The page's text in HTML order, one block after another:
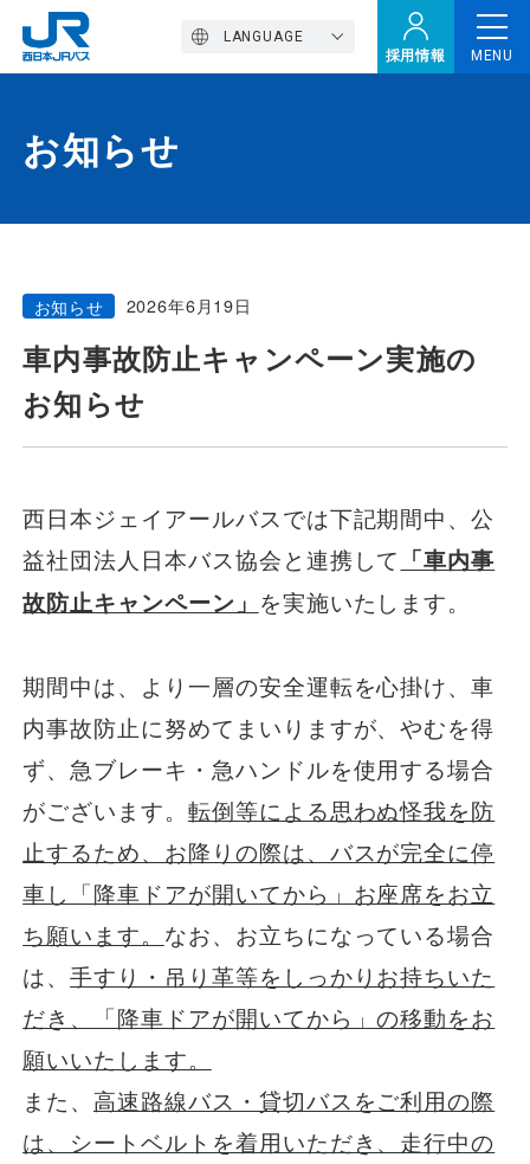
採用情報
LANGUAGE
MENU
トップページ
西バスの魅力
高速バス
定期観光バス
一般路線バス
関連事業
お知らせ
運行情報
お問い合わせ・Q&A
安全安心への
取組み
お知らせ
お知らせ 2026年6月19日
車内事故防止キャンペーン実施の
お知らせ
西日本ジェイアールバスでは下記期間中、公
益社団法人日本バス協会と連携して 「車内事
故防止キャンペーン」 を実施いたします。
期間中は、より一層の安全運転を心掛け、車
内事故防止に努めてまいりますが、やむを得
ず、急ブレーキ・急ハンドルを使用する場合
がございます。 転倒等による思わぬ怪我を防
止するため、お降りの際は、バスが完全に停
車し「降車ドアが開いてから」お座席をお立
ち願います。 なお、お立ちになっている場合
は、手すり・吊り革等をしっかりお持ちいた
だき、「降車ドアが開いてから」の移動をお
願いいたします。
また、 高速路線バス・貸切バスをご利用の際
は、シートベルトを着用いただき、走行中の